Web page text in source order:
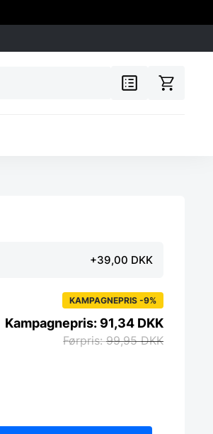
+39,00 DKK
KAMPAGNEPRIS -9%
99,95DKK
91,34 DKK